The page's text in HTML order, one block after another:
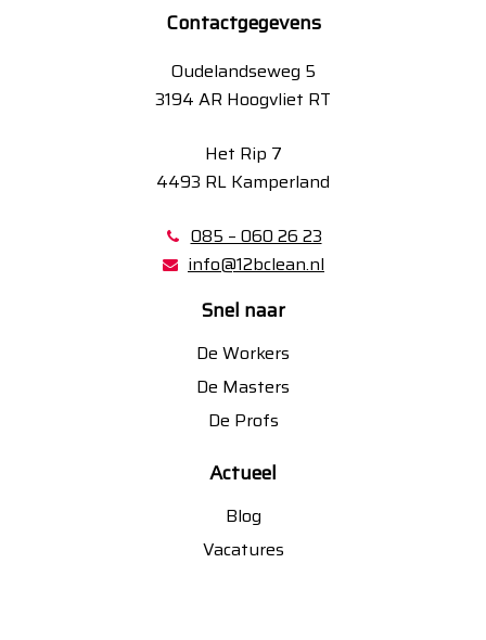
Contactgegevens
Oudelandseweg 5
3194 AR Hoogvliet RT
Het Rip 7
4493 RL Kamperland
085 – 060 26 23
info@12bclean.nl
Snel naar
De Workers
De Masters
De Profs
Actueel
Blog
Vacatures